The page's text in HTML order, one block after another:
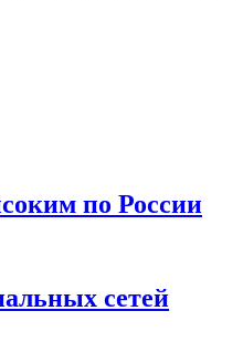
по России
сетей